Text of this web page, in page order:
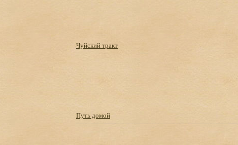
Чуйский тракт
Путь домой